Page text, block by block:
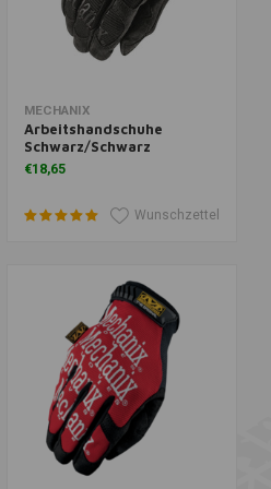
Zum Warenkorb hinzufügen
MECHANIX
Arbeitshandschuhe
Schwarz/Schwarz
€18,65
Wunschzettel